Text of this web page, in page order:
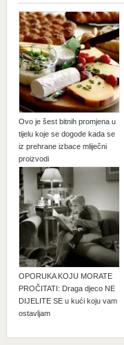
Ovo je šest bitnih promjena u
tijelu koje se dogode kada se
iz prehrane izbace mliječni
proizvodi
OPORUKA KOJU MORATE
PROČITATI: Draga djeco NE
DIJELITE SE u kući koju vam
ostavljam